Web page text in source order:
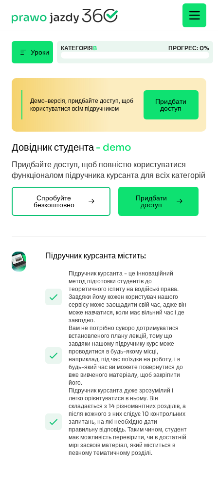
Уроки КАТЕГОРІЯB ПРОГРЕС: 0%
Демо-версія, придбайте доступ, щоб
користуватися всім підручником
Придбати
доступ
Довідник студента- demo
Придбайте доступ, щоб повністю користуватися
функціоналом підручника курсанта для всіх категорій
Спробуйте
безкоштовно
Придбати
доступ
Підручник курсанта містить:
Підручник курсанта - це інноваційний
метод підготовки студентів до
теоретичного іспиту на водійські права.
Завдяки йому кожен користувач нашого
сервісу може заощадити свій час, адже він
може навчатися, коли має вільний час і де
завгодно.
Вам не потрібно суворо дотримуватися
встановленого плану лекцій, тому що
завдяки нашому підручнику курс може
проводитися в будь-якому місці,
наприклад, під час поїздки на роботу, і в
будь-який час ви можете повернутися до
вже вивченого матеріалу, щоб закріпити
його.
Підручник курсанта дуже зрозумілий і
легко орієнтуватися в ньому. Він
складається з 14 різноманітних розділів, а
після кожного з них слідує 10 контрольних
запитань, на які необхідно дати
правильну відповідь. Таким чином, студент
має можливість перевірити, чи в достатній
мірі засвоїв матеріал, який міститься в
певному тематичному розділі.